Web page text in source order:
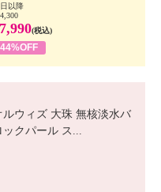
以降
(税込)
44%OFF
ルウィズ 大珠 無核淡水バ
ックパール ス...